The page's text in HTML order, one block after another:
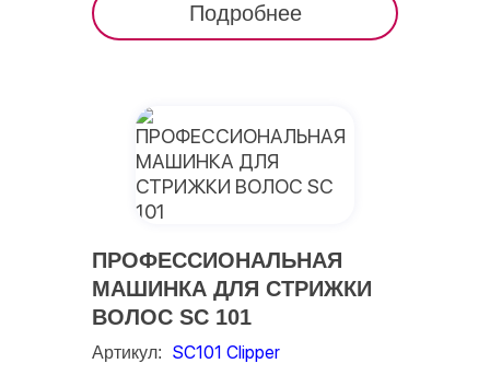
Подробнее
ПРОФЕССИОНАЛЬНАЯ
МАШИНКА ДЛЯ СТРИЖКИ
ВОЛОС SC 101
Артикул: SC101 Clipper